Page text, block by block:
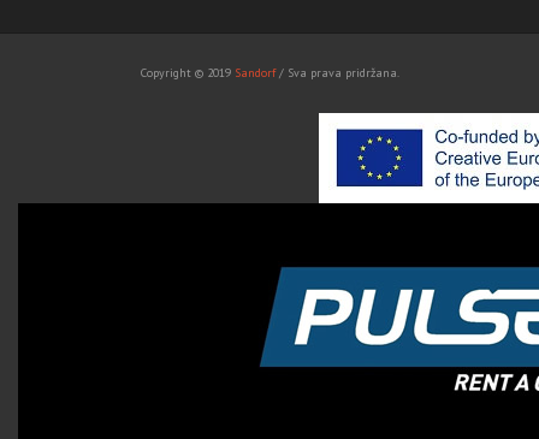
Copyright © 2019 Sandorf/ Sva prava pridržana.